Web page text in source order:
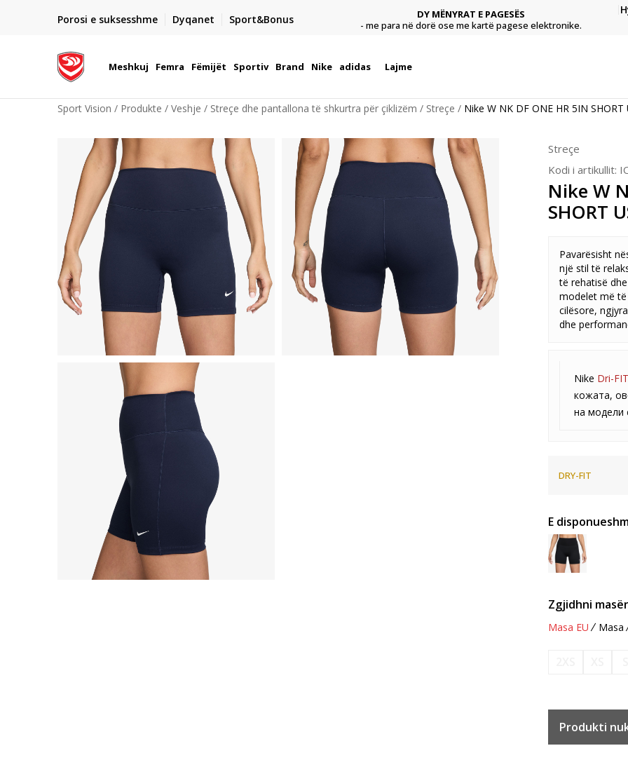
Porosi e suksesshme Dyqanet Sport&Bonus
- për të gjitha porositë me para në dorë ose me kartë pagese
DY MËNYRAT E PAGESËS
- me para në dorë ose me kartë pagese elektronike.
Meshkuj Femra Fëmijët Sportiv Brand Nike adidas Lajme
Sport Vision Produkte Veshje Streçe dhe pantallona të shkurtra për çiklizëm Streçe Nike W NK DF ONE HR 5IN SHORT
Streçe
Kodi i artikullit:
Nike W
SHORT
Pavarësisht
një stil të
të rehatisë
modelet më
cilësore,
dhe
Nike Dri-FIT
кожата,
на модели
DRY-FIT
E
Zgjidhni
Masa EU Masa
Produkti